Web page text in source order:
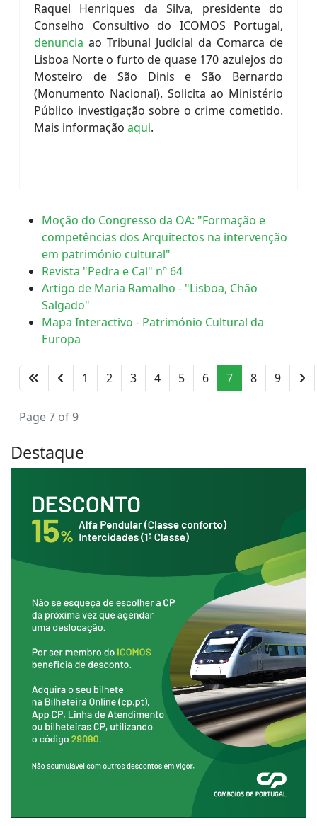
Raquel Henriques da Silva, presidente do
Conselho Consultivo do ICOMOS Portugal,
denuncia ao Tribunal Judicial da Comarca de
Lisboa Norte o furto de quase 170 azulejos do
Mosteiro de São Dinis e São Bernardo
(Monumento Nacional). Solicita ao Ministério
Público investigação sobre o crime cometido.
Mais informação aqui.
Moção do Congresso da OA: "Formação e
competências dos Arquitectos na intervenção
em património cultural"
Revista "Pedra e Cal" nº 64
Artigo de Maria Ramalho - "Lisboa, Chão
Salgado"
Mapa Interactivo - Património Cultural da
Europa
1 2 3 4 5 6 7 8 9
Page 7 of 9
Destaque